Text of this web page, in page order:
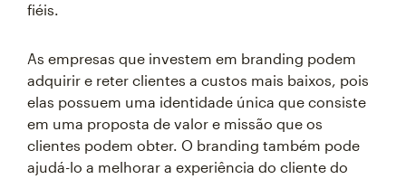
fiéis.
As empresas que investem em branding podem
adquirir e reter clientes a custos mais baixos, pois
elas possuem uma identidade única que consiste
em uma proposta de valor e missão que os
clientes podem obter. O branding também pode
ajudá-lo a melhorar a experiência do cliente do